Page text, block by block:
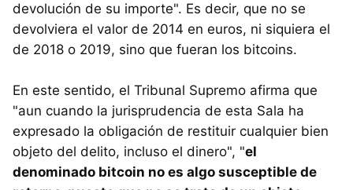
devolución de su importe". Es decir, que no se
devolviera el valor de 2014 en euros, ni siquiera el
de 2018 o 2019, sino que fueran los bitcoins.
En este sentido, el Tribunal Supremo afirma que
"aun cuando la jurisprudencia de esta Sala ha
expresado la obligación de restituir cualquier bien
objeto del delito, incluso el dinero", "el
denominado bitcoin no es algo susceptible de